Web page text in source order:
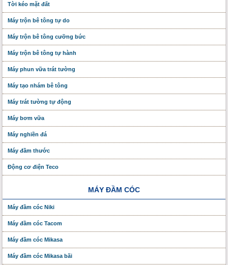
Tời kéo mặt đất
Máy trộn bê tông tự do
Máy trộn bê tông cưỡng bức
Máy trộn bê tông tự hành
Máy phun vữa trát tường
Máy tạo nhám bê tông
Máy trát tường tự động
Máy bơm vữa
Máy nghiền đá
Máy đầm thước
Động cơ điện Teco
MÁY ĐẦM CÓC
Máy đầm cóc Niki
Máy đầm cóc Tacom
Máy đầm cóc Mikasa
Máy đầm cóc Mikasa bãi